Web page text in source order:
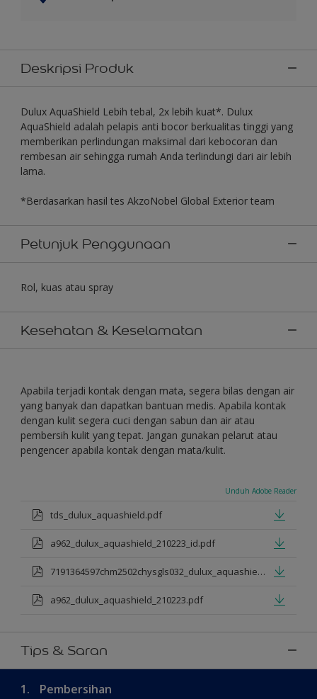
Deskripsi Produk
Dulux AquaShield Lebih tebal, 2x lebih kuat*. Dulux
AquaShield adalah pelapis anti bocor berkualitas tinggi yang
memberikan perlindungan maksimal dari kebocoran dan
rembesan air sehingga rumah Anda terlindungi dari air lebih
lama.
*Berdasarkan hasil tes AkzoNobel Global Exterior team
Petunjuk Penggunaan
Rol, kuas atau spray
Kesehatan & Keselamatan
Apabila terjadi kontak dengan mata, segera bilas dengan air
yang banyak dan dapatkan bantuan medis. Apabila kontak
dengan kulit segera cuci dengan sabun dan air atau
pembersih kulit yang tepat. Jangan gunakan pelarut atau
pengencer apabila kontak dengan mata/kulit.
Unduh Adobe Reader
tds_dulux_aquashield.pdf
a962_dulux_aquashield_210223_id.pdf
7191364597chm2502chysgls032_dulux_aquashield.pdf
a962_dulux_aquashield_210223.pdf
Tips & Saran
1. Pembersihan